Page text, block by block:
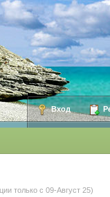
Вход
только с 09-Август 25)